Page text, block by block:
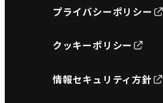
プライバシーポリシー
クッキーポリシー
情報セキュリティ方針